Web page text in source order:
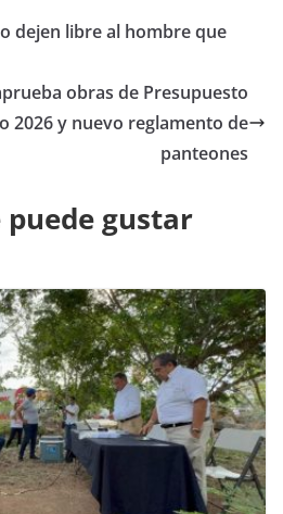
dejen libre al hombre que
obras de Presupuesto
2026 y nuevo reglamento de
panteones
gustar